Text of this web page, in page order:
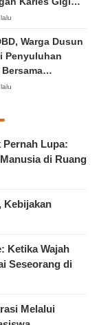
Warga Dusun
Penyuluhan
Pernah Lupa:
di Ruang
Kebijakan
Ketika Wajah
Seseorang di
Melalui